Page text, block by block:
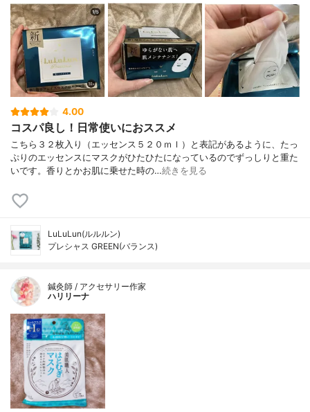
4.00
コスパ良し！日常使いにおススメ
こちら３２枚入り（エッセンス５２０ｍｌ）と表記があるように、たっ
ぷりのエッセンスにマスクがひたひたになっているのでずっしりと重た
いです。香りとかお肌に乗せた時の…続きを見る
LuLuLun(ルルルン)
プレシャス GREEN(バランス)
鍼灸師 / アクセサリー作家
ハリリーナ